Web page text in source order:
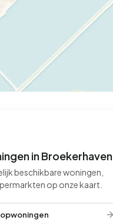
in Broekerhaven
beschikbare woningen,
op onze kaart.